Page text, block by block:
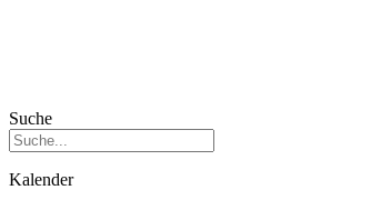
Suche
Kalender